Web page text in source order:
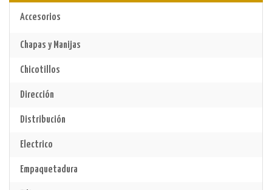
Accesorios
Chapas y Manijas
Chicotillos
Dirección
Distribución
Electrico
Empaquetadura